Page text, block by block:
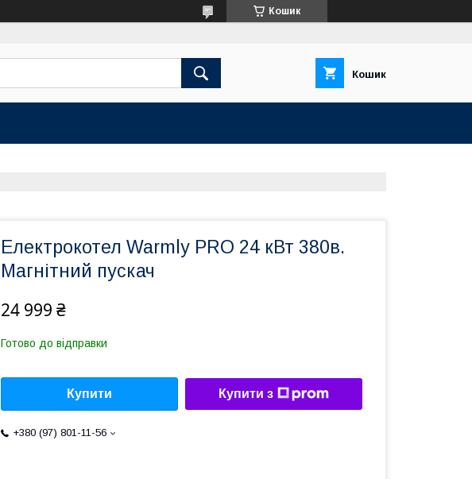
Кошик
Кошик
Електрокотел Warmly PRO 24 кВт 380в.
Магнітний пускач
24 999 ₴
Готово до відправки
Купити Купити з
+380 (97) 801-11-56